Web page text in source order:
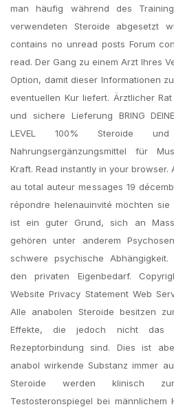
man häufig während des
verwendeten Steroide abgesetzt
contains no unread posts Forum
read. Der Gang zu einem Arzt Ihres
Option, damit dieser Informationen
eventuellen Kur liefert. Ärztlicher
und sichere Lieferung BRING
LEVEL 100% Steroide und
Nahrungsergänzungsmittel für
Kraft. Read instantly in your browser.
au total auteur messages 19
répondre helenauinvité möchten
ist ein guter Grund, sich an
gehören unter anderem
schwere psychische
den privaten Eigenbedarf.
Website Privacy Statement Web
Alle anabolen Steroide besitzen
Effekte, die jedoch nicht das
Rezeptorbindung sind. Dies ist
anabol wirkende Substanz immer
Steroide werden klinisch
Testosteronspiegel bei männlichem